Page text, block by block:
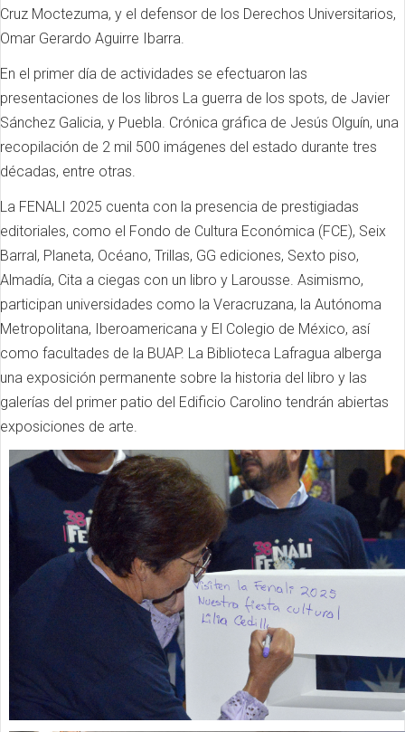
Cruz Moctezuma, y el defensor de los Derechos Universitarios,
Omar Gerardo Aguirre Ibarra.
En el primer día de actividades se efectuaron las
presentaciones de los libros La guerra de los spots, de Javier
Sánchez Galicia, y Puebla. Crónica gráfica de Jesús Olguín, una
recopilación de 2 mil 500 imágenes del estado durante tres
décadas, entre otras.
La FENALI 2025 cuenta con la presencia de prestigiadas
editoriales, como el Fondo de Cultura Económica (FCE), Seix
Barral, Planeta, Océano, Trillas, GG ediciones, Sexto piso,
Almadía, Cita a ciegas con un libro y Larousse. Asimismo,
participan universidades como la Veracruzana, la Autónoma
Metropolitana, Iberoamericana y El Colegio de México, así
como facultades de la BUAP. La Biblioteca Lafragua alberga
una exposición permanente sobre la historia del libro y las
galerías del primer patio del Edificio Carolino tendrán abiertas
exposiciones de arte.